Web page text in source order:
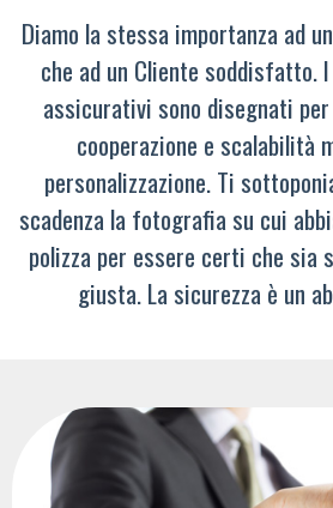
Diamo la stessa importanza ad
che ad un Cliente soddisfatto.
assicurativi sono disegnati
cooperazione e scalabilità
personalizzazione. Ti
scadenza la fotografia su cui
polizza per essere certi che sia
giusta. La sicurezza è un